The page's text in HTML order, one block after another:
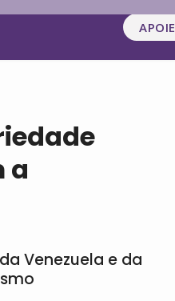
APOIE
a
Venezuela e da